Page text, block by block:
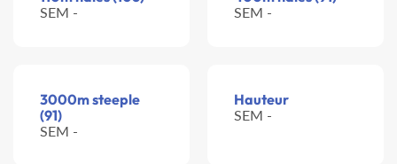
SEM - SEM -
3000m steeple
(91)
SEM -
Hauteur
SEM -